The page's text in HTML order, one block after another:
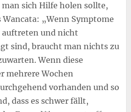
man sich Hilfe holen sollte,
„Wenn Symptome
auftreten und nicht
sind, braucht man nichts zu
Wenn diese
mehrere Wochen
vorhanden und so
dass es schwer fällt,